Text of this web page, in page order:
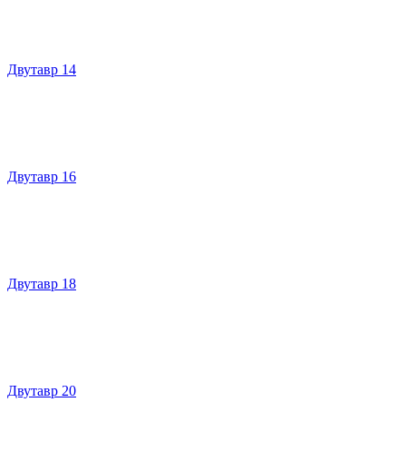
Двутавр 14
Двутавр 16
Двутавр 18
Двутавр 20